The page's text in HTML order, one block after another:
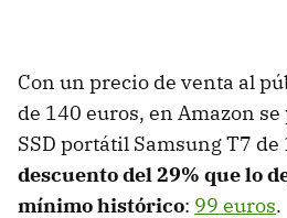
Con un precio de venta al
de 140 euros, en Amazon
SSD portátil Samsung T7 de
descuento del 29% que lo
mínimo histórico: 99 euros.